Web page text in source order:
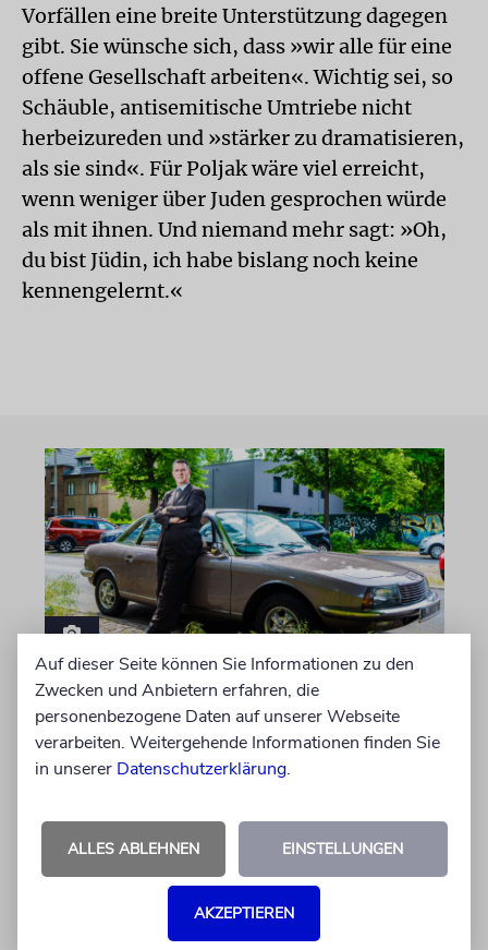
Vorfällen eine breite Unterstützung dagegen
gibt. Sie wünsche sich, dass »wir alle für eine
offene Gesellschaft arbeiten«. Wichtig sei, so
Schäuble, antisemitische Umtriebe nicht
herbeizureden und »stärker zu dramatisieren,
als sie sind«. Für Poljak wäre viel erreicht,
wenn weniger über Juden gesprochen würde
als mit ihnen. Und niemand mehr sagt: »Oh,
du bist Jüdin, ich habe bislang noch keine
kennengelernt.«
PORTRÄT
Stil auf Rädern
Der Swing-Musiker Andrej Hermlin sammelt
Oldtimer – und fährt sie, statt sie nur in der
von Imanuel Marcus
06.08.2026
Auf dieser Seite können Sie Informationen zu den
Zwecken und Anbietern erfahren, die
personenbezogene Daten auf unserer Webseite
verarbeiten. Weitergehende Informationen finden Sie
in unserer Datenschutzerklärung.
ALLES ABLEHNEN EINSTELLUNGEN
AKZEPTIEREN